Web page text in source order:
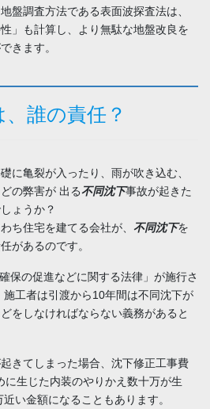
盤調査方法である表⾯波探査法は、
」も計算し、より無駄な地盤改良を
きます。
誰の責任？
に亀裂が入ったり、雨が吹き込む、
の弊害が 出る不同沈下事故が起きた
ょうか？
ち住宅を建てる会社が、 不同沈下を
があるのです。
保の促進などに関する法律」が施行さ
工者は引渡から10年間は不同沈下が
をしなければならない義務があると
きてしまった場合、沈下修正工事費
生じた内装のやりかえ数十万が生
い金額になることもあります。